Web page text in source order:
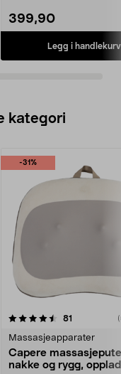
399,90
Legg i handlekurv
kategori
-31%
81 anmeldelser
Massasjeapparater
Capere
nakke og rygg,
5.0 av 5 stjerner